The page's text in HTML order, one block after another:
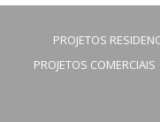
PROJETOS
PROJETOS COMERCIAIS